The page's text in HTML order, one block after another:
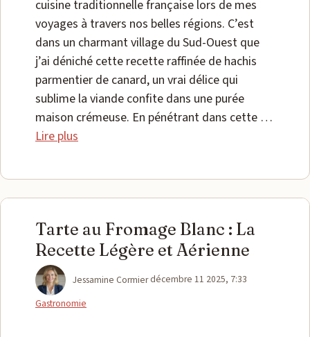
cuisine traditionnelle française lors de mes
voyages à travers nos belles régions. C’est
dans un charmant village du Sud-Ouest que
j’ai déniché cette recette raffinée de hachis
parmentier de canard, un vrai délice qui
sublime la viande confite dans une purée
maison crémeuse. En pénétrant dans cette …
Lire plus
Tarte au Fromage Blanc : La
Recette Légère et Aérienne
Jessamine Cormierdécembre 11 2025, 7:33
Gastronomie